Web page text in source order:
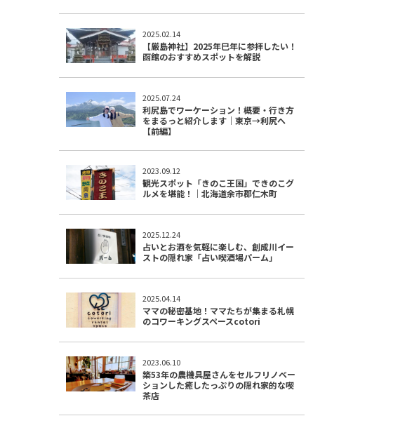
2025.02.14
【厳島神社】2025年巳年に参拝したい！
函館のおすすめスポットを解説
2025.07.24
利尻島でワーケーション！概要・行き方
をまるっと紹介します｜東京→利尻へ
【前編】
2023.09.12
観光スポット「きのこ王国」できのこグ
ルメを堪能！｜北海道余市郡仁木町
2025.12.24
占いとお酒を気軽に楽しむ、創成川イー
ストの隠れ家「占い喫酒場パーム」
2025.04.14
ママの秘密基地！ママたちが集まる札幌
のコワーキングスペースcotori
2023.06.10
築53年の農機具屋さんをセルフリノベー
ションした癒したっぷりの隠れ家的な喫
茶店